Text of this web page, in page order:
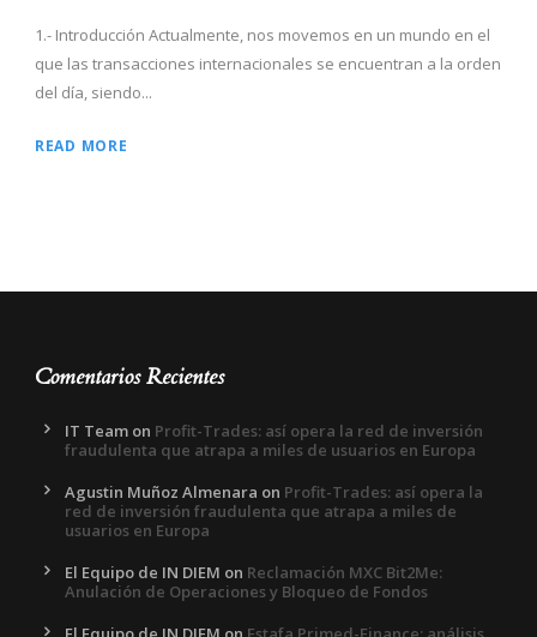
1.- Introducción Actualmente, nos movemos en un mundo en el
que las transacciones internacionales se encuentran a la orden
del día, siendo...
READ MORE
Comentarios Recientes
IT Team on Profit-Trades: así opera la red de inversión
fraudulenta que atrapa a miles de usuarios en Europa
Agustin Muñoz Almenara on Profit-Trades: así opera la
red de inversión fraudulenta que atrapa a miles de
usuarios en Europa
El Equipo de IN DIEM on Reclamación MXC Bit2Me:
Anulación de Operaciones y Bloqueo de Fondos